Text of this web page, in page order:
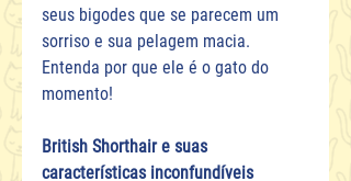
seus bigodes que se parecem um
sorriso e sua pelagem macia.
Entenda por que ele é o gato do
momento!
British Shorthair e suas
características inconfundíveis